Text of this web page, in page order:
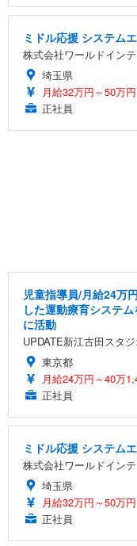
ミドル応援 システム
株式会社ワールドイン
埼玉県
月給32万円～50万円
正社員
児童指導員/月給24万
した運動療育システ
に活動
UPDATE新江古田スタ
東京都
月給24万円～40万
正社員
ミドル応援 システム
株式会社ワールドイン
埼玉県
月給32万円～50万円
正社員